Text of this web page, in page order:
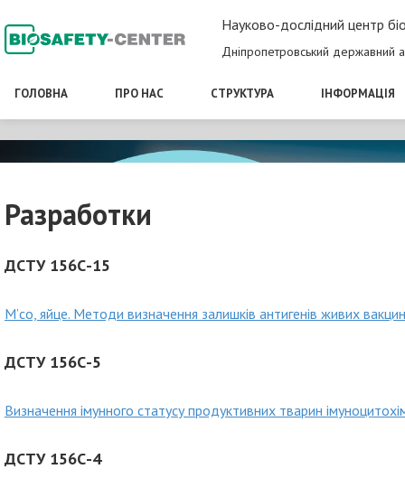
Науково-дослідний центр
Дніпропетровський державний
ГОЛОВНА ПРО НАС СТРУКТУРА ІНФОРМАЦІЯ
Разработки
ДСТУ 156С-15
М’со, яйце. Методи визначення залишків антигенів живих
ДСТУ 156С-5
Визначення імунного статусу продуктивних тварин
ДСТУ 156С-4